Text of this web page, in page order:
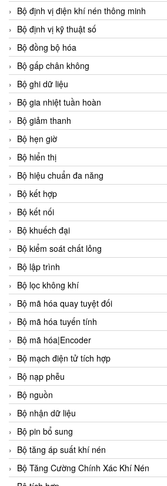
Bộ định vị điện khí nén thông minh
Bộ định vị kỹ thuật số
Bộ đồng bộ hóa
Bộ gấp chân không
Bộ ghi dữ liệu
Bộ gia nhiệt tuần hoàn
Bộ giảm thanh
Bộ hẹn giờ
Bộ hiển thị
Bộ hiệu chuẩn đa năng
Bộ kết hợp
Bộ kết nối
Bộ khuếch đại
Bộ kiểm soát chất lỏng
Bộ lập trình
Bộ lọc không khí
Bộ mã hóa quay tuyệt đối
Bộ mã hóa tuyến tính
Bộ mã hóa|Encoder
Bộ mạch điện tử tích hợp
Bộ nạp phễu
Bộ nguồn
Bộ nhận dữ liệu
Bộ pin bổ sung
Bộ tăng áp suất khí nén
Bộ Tăng Cường Chính Xác Khí Nén